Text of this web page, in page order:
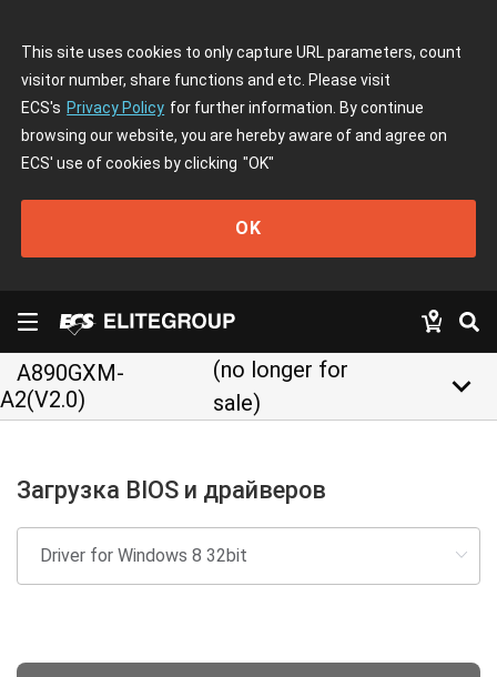
This site uses cookies to only capture URL parameters, count
visitor number, share functions and etc. Please visit
ECS's Privacy Policy for further information. By continue
browsing our website, you are hereby aware of and agree on
ECS' use of cookies by clicking "OK"
OK
A890GXM-
A2(V2.0)
(no longer for
sale)
keyboard_arrow_down
Загрузка BIOS и драйверов